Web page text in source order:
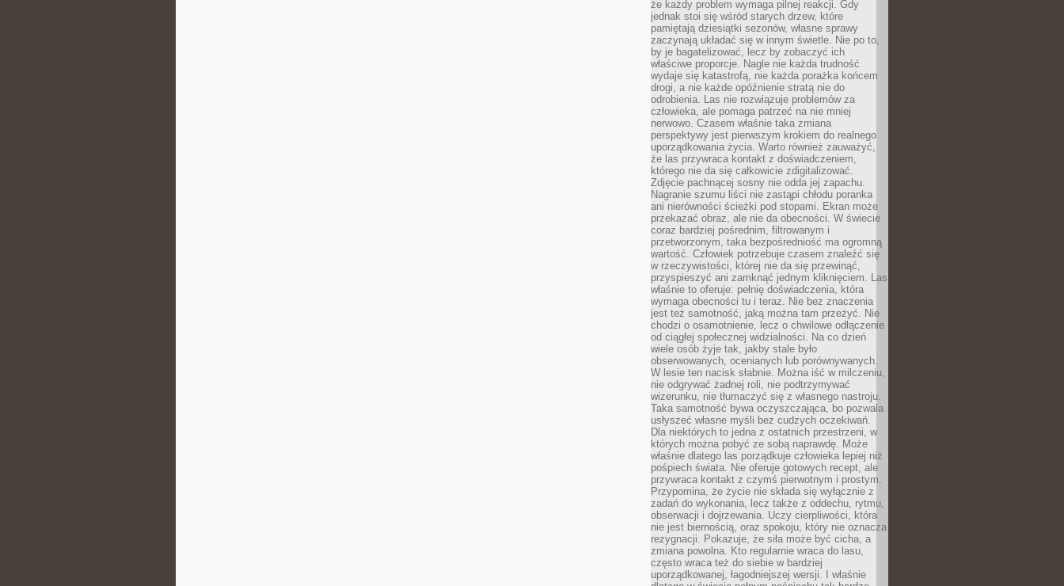
że każdy problem wymaga pilnej reakcji. Gdy
jednak stoi się wśród starych drzew, które
pamiętają dziesiątki sezonów, własne sprawy
zaczynają układać się w innym świetle. Nie po to,
by je bagatelizować, lecz by zobaczyć ich
właściwe proporcje. Nagle nie każda trudność
wydaje się katastrofą, nie każda porażka końcem
drogi, a nie każde opóźnienie stratą nie do
odrobienia. Las nie rozwiązuje problemów za
człowieka, ale pomaga patrzeć na nie mniej
nerwowo. Czasem właśnie taka zmiana
perspektywy jest pierwszym krokiem do realnego
uporządkowania życia. Warto również zauważyć,
że las przywraca kontakt z doświadczeniem,
którego nie da się całkowicie zdigitalizować.
Zdjęcie pachnącej sosny nie odda jej zapachu.
Nagranie szumu liści nie zastąpi chłodu poranka
ani nierówności ścieżki pod stopami. Ekran może
przekazać obraz, ale nie da obecności. W świecie
coraz bardziej pośrednim, filtrowanym i
przetworzonym, taka bezpośredniość ma ogromną
wartość. Człowiek potrzebuje czasem znaleźć się
w rzeczywistości, której nie da się przewinąć,
przyspieszyć ani zamknąć jednym kliknięciem. Las
właśnie to oferuje: pełnię doświadczenia, która
wymaga obecności tu i teraz. Nie bez znaczenia
jest też samotność, jaką można tam przeżyć. Nie
chodzi o osamotnienie, lecz o chwilowe odłączenie
od ciągłej społecznej widzialności. Na co dzień
wiele osób żyje tak, jakby stale było
obserwowanych, ocenianych lub porównywanych.
W lesie ten nacisk słabnie. Można iść w milczeniu,
nie odgrywać żadnej roli, nie podtrzymywać
wizerunku, nie tłumaczyć się z własnego nastroju.
Taka samotność bywa oczyszczająca, bo pozwala
usłyszeć własne myśli bez cudzych oczekiwań.
Dla niektórych to jedna z ostatnich przestrzeni, w
których można pobyć ze sobą naprawdę. Może
właśnie dlatego las porządkuje człowieka lepiej niż
pośpiech świata. Nie oferuje gotowych recept, ale
przywraca kontakt z czymś pierwotnym i prostym.
Przypomina, że życie nie składa się wyłącznie z
zadań do wykonania, lecz także z oddechu, rytmu,
obserwacji i dojrzewania. Uczy cierpliwości, która
nie jest biernością, oraz spokoju, który nie oznacza
rezygnacji. Pokazuje, że siła może być cicha, a
zmiana powolna. Kto regularnie wraca do lasu,
często wraca też do siebie w bardziej
uporządkowanej, łagodniejszej wersji. I właśnie